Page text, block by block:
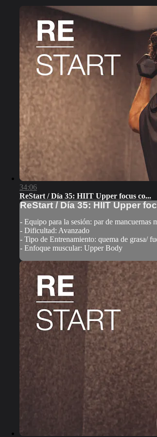
34:06
ReStart / Día 35: HIIT Upper focus co...
ReStart / Día 35: HIIT Upper
- Equipo para la sesión: par de mancuernas
- Dificultad: Avanzado
- Tipo de Entrenamiento: quema de grasa/
- Enfoque muscular: Upper Body